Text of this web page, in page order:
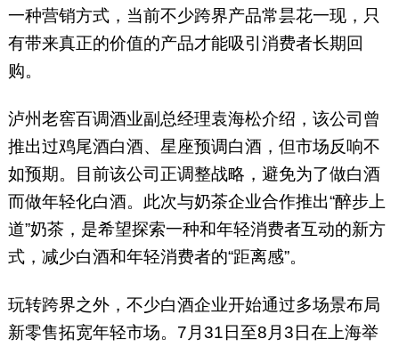
一种营销方式，当前不少跨界产品常昙花一现，只
有带来真正的价值的产品才能吸引消费者长期回
购。
泸州老窖百调酒业副总经理袁海松介绍，该公司曾
推出过鸡尾酒白酒、星座预调白酒，但市场反响不
如预期。目前该公司正调整战略，避免为了做白酒
而做年轻化白酒。此次与奶茶企业合作推出“醉步上
道”奶茶，是希望探索一种和年轻消费者互动的新方
式，减少白酒和年轻消费者的“距离感”。
玩转跨界之外，不少白酒企业开始通过多场景布局
新零售拓宽年轻市场。7月31日至8月3日在上海举